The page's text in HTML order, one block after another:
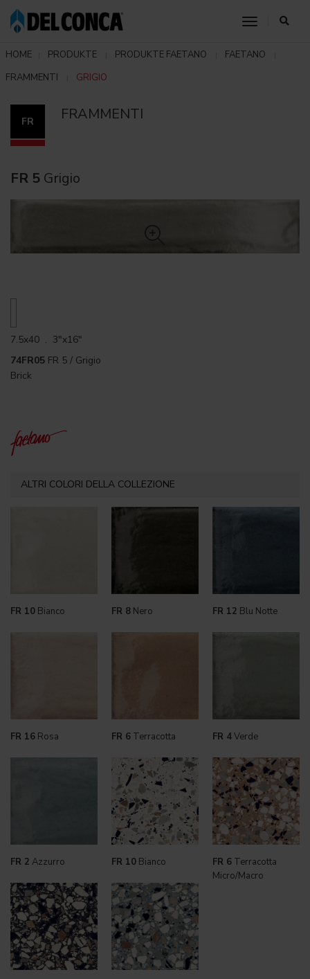
toggle
HOME PRODUKTE PRODUKTE FAETANO
FAETANO
FRAMMENTI
GRIGIO
FR FRAMMENTI
FR 5 Grigio
7.5x40 . 3"x16"
74FR05 FR 5 / Grigio
Brick
ALTRI COLORI DELLA COLLEZIONE
FR 10 Bianco FR 8Nero FR 12 Blu Notte
FR 16 Rosa FR 6Terracotta FR 4Verde
FR 2 Azzurro FR 10Bianco FR 6Terracotta
Micro/Macro